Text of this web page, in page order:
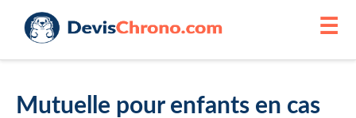
☰
Mutuelle pour enfants en cas